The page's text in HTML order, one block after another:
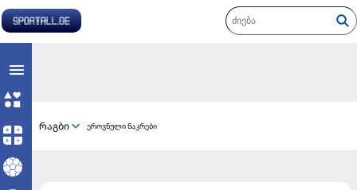
რაგბი ეროვნული ნაკრები